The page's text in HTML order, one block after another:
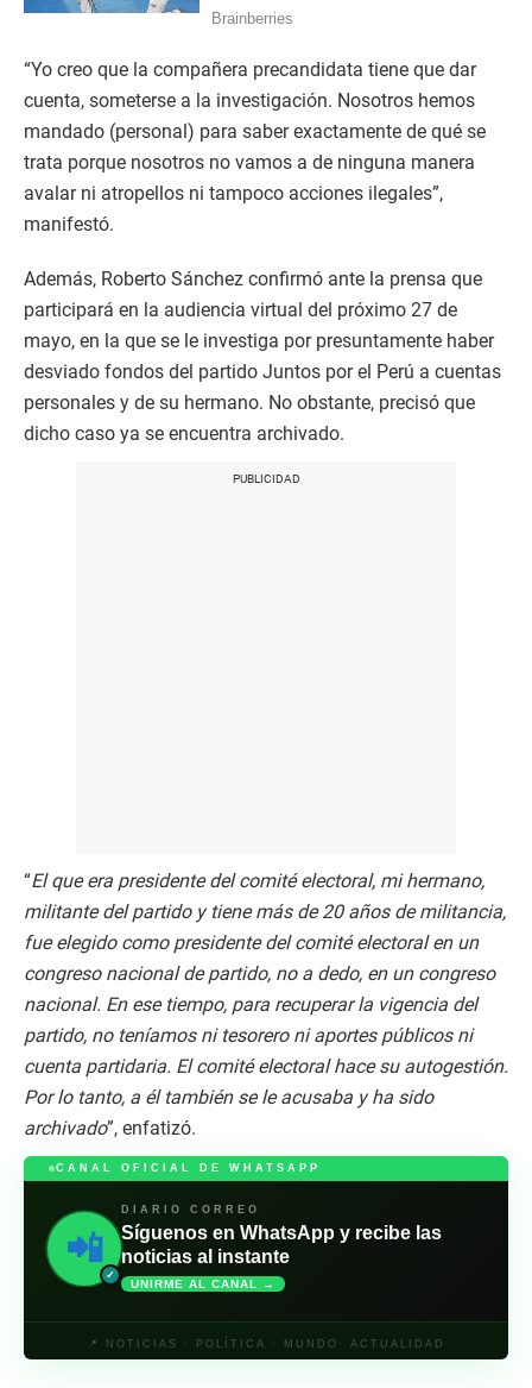
“Yo creo que la compañera precandidata tiene que dar
cuenta, someterse a la investigación. Nosotros hemos
mandado (personal) para saber exactamente de qué se
trata porque nosotros no vamos a de ninguna manera
avalar ni atropellos ni tampoco acciones ilegales”,
manifestó.
Además, Roberto Sánchez confirmó ante la prensa que
participará en la audiencia virtual del próximo 27 de
mayo, en la que se le investiga por presuntamente haber
desviado fondos del partido Juntos por el Perú a cuentas
personales y de su hermano. No obstante, precisó que
dicho caso ya se encuentra archivado.
“El que era presidente del comité electoral, mi hermano,
militante del partido y tiene más de 20 años de militancia,
fue elegido como presidente del comité electoral en un
congreso nacional de partido, no a dedo, en un congreso
nacional. En ese tiempo, para recuperar la vigencia del
partido, no teníamos ni tesorero ni aportes públicos ni
cuenta partidaria. El comité electoral hace su autogestión.
Por lo tanto, a él también se le acusaba y ha sido
archivado”, enfatizó.
CANAL OFICIAL DE WHATSAPP
📲
✓
DIARIO CORREO
Síguenos en WhatsApp y recibe las
noticias al instante
UNIRME AL CANAL →
📍 NOTICIAS · POLÍTICA · MUNDO· ACTUALIDAD